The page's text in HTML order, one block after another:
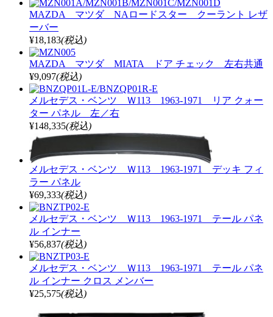
MAZDA マツダ NAロードスター クーラント レザ
ーバー
¥18,183(税込)
MAZDA マツダ MIATA ドア チェック 左右共通
¥9,097(税込)
メルセデス・ベンツ Ｗ113 1963-1971 リア クォー
ター パネル 左／右
¥148,335(税込)
メルセデス・ベンツ Ｗ113 1963-1971 デッキ フィ
ラー パネル
¥69,333(税込)
メルセデス・ベンツ Ｗ113 1963-1971 テール パネ
ル インナー
¥56,837(税込)
メルセデス・ベンツ Ｗ113 1963-1971 テール パネ
ル インナー クロス メンバー
¥25,575(税込)